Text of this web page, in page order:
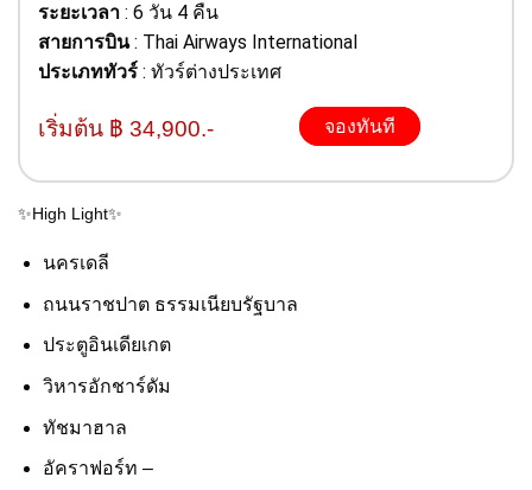
ระยะเวลา : 6 วัน 4 คืน
สายการบิน: Thai Airways International
ประเภททัวร์ : ทัวร์ต่างประเทศ
เริ่มต้น ฿ 34,900.- จองทันที
✨High Light✨
นครเดลี
ถนนราชปาต ธรรมเนียบรัฐบาล
ประตูอินเดียเกต
วิหารอักชาร์ดัม
ทัชมาฮาล
อัคราฟอร์ท –